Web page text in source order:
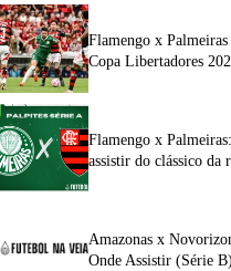
Flamengo x
Copa Libertadores
Flamengo x
assistir do clássico da
Amazonas x
Onde Assistir (Série B)